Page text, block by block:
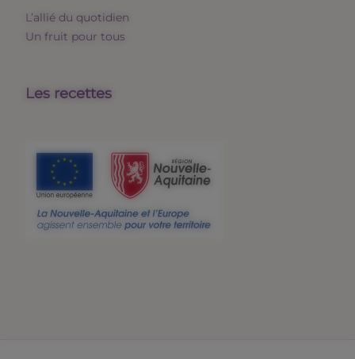
L’allié du quotidien
Un fruit pour tous
Les recettes